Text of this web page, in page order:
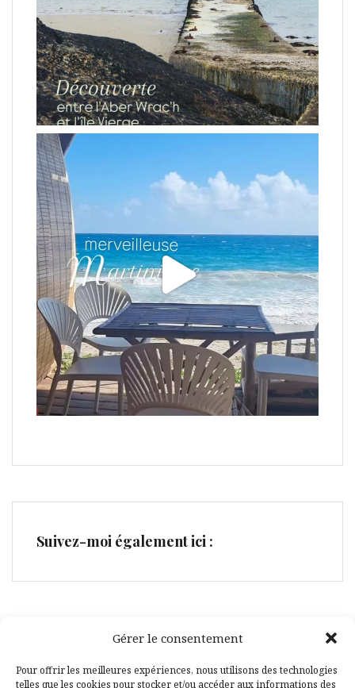
Gérer le consentement
Pour offrir les meilleures expériences, nous utilisons des technologies
telles que les cookies pour stocker et/ou accéder aux informations des
Suivez-moi également ici :
Facebook
Pinterest